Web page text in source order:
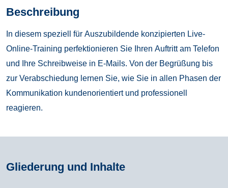
Beschreibung
In diesem speziell für Auszubildende konzipierten Live-
Online-Training perfektionieren Sie Ihren Auftritt am Telefon
und Ihre Schreibweise in E-Mails. Von der Begrüßung bis
zur Verabschiedung lernen Sie, wie Sie in allen Phasen der
Kommunikation kundenorientiert und professionell
reagieren.
Gliederung und Inhalte